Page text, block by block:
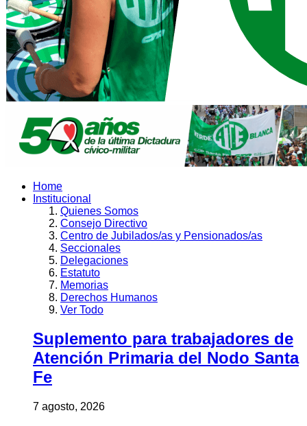
Home
Institucional
Quienes Somos
Consejo Directivo
Centro de Jubilados/as y Pensionados/as
Seccionales
Delegaciones
Estatuto
Memorias
Derechos Humanos
Ver Todo
Suplemento para trabajadores de
Atención Primaria del Nodo Santa
Fe
7 agosto, 2026